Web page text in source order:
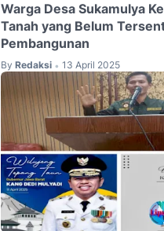
Warga Desa Sukamulya
Tanah yang Belum
Pembangunan
By Redaksi • 13 April 2025